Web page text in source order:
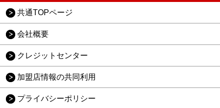
共通TOPページ
会社概要
クレジットセンター
加盟店情報の共同利用
プライバシーポリシー